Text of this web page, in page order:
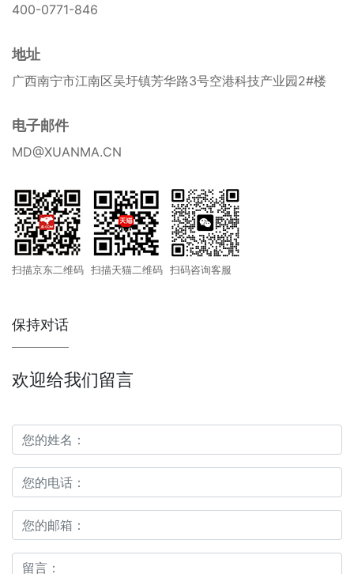
400-0771-846
地址
广西南宁市江南区吴圩镇芳华路3号空港科技产业园2#楼
电子邮件
MD@XUANMA.CN
扫描京东二维码 扫描天猫二维码 扫码咨询客服
保持对话
欢迎给我们留言